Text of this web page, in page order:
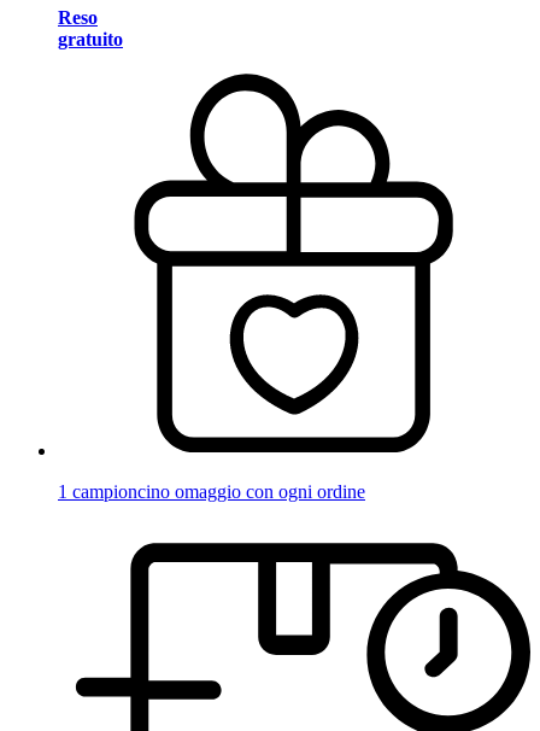
Reso
gratuito
1 campioncino omaggio con ogni ordine